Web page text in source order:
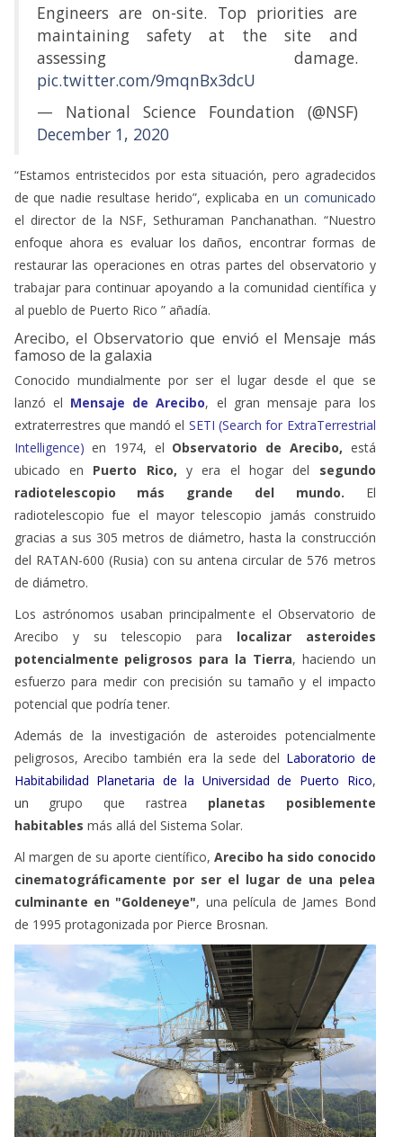
Engineers are on-site. Top priorities are
maintaining safety at the site and
assessing damage.
pic.twitter.com/9mqnBx3dcU
— National Science Foundation (@NSF)
December 1, 2020
“Estamos entristecidos por esta situación, pero agradecidos
de que nadie resultase herido”, explicaba en un comunicado
el director de la NSF, Sethuraman Panchanathan. “Nuestro
enfoque ahora es evaluar los daños, encontrar formas de
restaurar las operaciones en otras partes del observatorio y
trabajar para continuar apoyando a la comunidad científica y
al pueblo de Puerto Rico ” añadía.
Arecibo, el Observatorio que envió el Mensaje más
famoso de la galaxia
Conocido mundialmente por ser el lugar desde el que se
lanzó el Mensaje de Arecibo, el gran mensaje para los
extraterrestres que mandó el SETI (Search for ExtraTerrestrial
Intelligence) en 1974, el Observatorio de Arecibo, está
ubicado en Puerto Rico, y era el hogar del segundo
radiotelescopio más grande del mundo. El
radiotelescopio fue el mayor telescopio jamás construido
gracias a sus 305 metros de diámetro, hasta la construcción
del RATAN-600 (Rusia) con su antena circular de 576 metros
de diámetro.
Los astrónomos usaban principalmente el Observatorio de
Arecibo y su telescopio para localizar asteroides
potencialmente peligrosos para la Tierra, haciendo un
esfuerzo para medir con precisión su tamaño y el impacto
potencial que podría tener.
Además de la investigación de asteroides potencialmente
peligrosos, Arecibo también era la sede del Laboratorio de
Habitabilidad Planetaria de la Universidad de Puerto Rico,
un
grupo que rastrea planetas posiblemente
habitables más allá del Sistema Solar.
Al margen de su aporte científico, Arecibo ha sido conocido
cinematográficamente por ser el lugar de una pelea
culminante en "Goldeneye", una película de James Bond
de 1995 protagonizada por Pierce Brosnan.